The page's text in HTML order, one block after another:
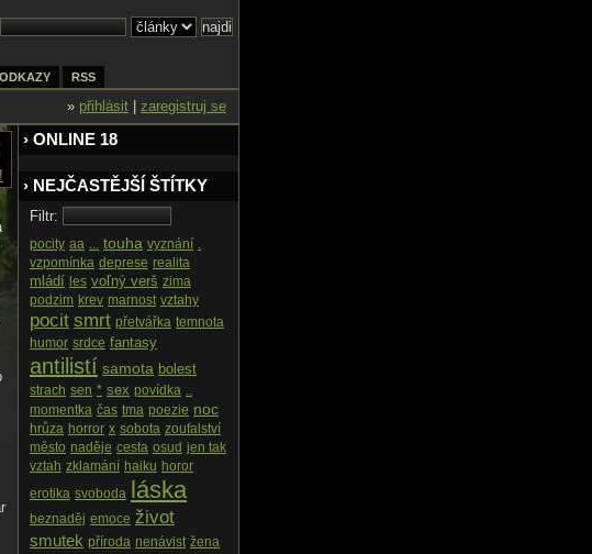
ODKAZY RSS
» přihlásit zaregistruj se
› ONLINE 18
› NEJČASTĚJŠÍ ŠTÍTKY
Filtr:
pocity aa ... touha vyznání .
vzpomínka deprese realita
mládí les voľný verš zima
podzim krev marnost vztahy
pocit smrt přetvářka temnota
humor srdce fantasy
antilistí samota bolest
strach sen * sex povídka ..
momentka čas tma poezie noc
hrůza horror x sobota zoufalství
město naděje cesta osud jen tak
vztah zklamání haiku horor
erotika svoboda láska
beznaděj emoce život
smutek příroda nenávist žena